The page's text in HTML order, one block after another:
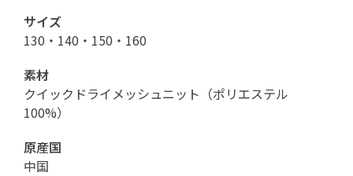
サイズ
130・140・150・160
素材
クイックドライメッシュニット（ポリエステル
100%）
原産国
中国